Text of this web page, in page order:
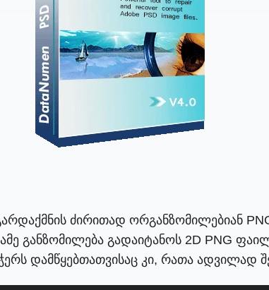
ძირითად ორგანზომილებიან PNG
განზომილება გადაიტანოს 2D PNG
დამწყებთათვისაც კი, რათა ადვილად